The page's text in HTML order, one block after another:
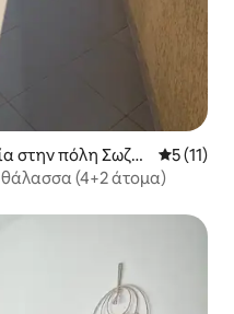
στην πόλη Σωζό
Μέση
5 (11)
θάλασσα (4+2 άτομα)